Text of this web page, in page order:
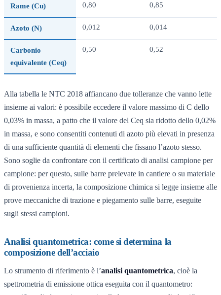
Rame (Cu) 0,80 0,85
Azoto (N) 0,012 0,014
Carbonio
equivalente (Ceq)
0,50 0,52
Alla tabella le NTC 2018 affiancano due tolleranze che vanno lette
insieme ai valori: è possibile eccedere il valore massimo di C dello
0,03% in massa, a patto che il valore del Ceq sia ridotto dello 0,02%
in massa, e sono consentiti contenuti di azoto più elevati in presenza
di una sufficiente quantità di elementi che fissano l’azoto stesso.
Sono soglie da confrontare con il certificato di analisi campione per
campione: per questo, sulle barre prelevate in cantiere o su materiale
di provenienza incerta, la composizione chimica si legge insieme alle
prove meccaniche di trazione e piegamento sulle barre, eseguite
sugli stessi campioni.
Analisi quantometrica: come si determina la
composizione dell’acciaio
Lo strumento di riferimento è l’analisi quantometrica, cioè la
spettrometria di emissione ottica eseguita con il quantometro: